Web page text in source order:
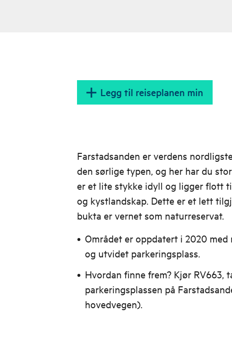
Legg til reiseplanen min
Farstadsanden er verdens
den sørlige typen, og her har du
er et lite stykke idyll og ligger flott
og kystlandskap. Dette er et lett
bukta er vernet som naturreservat.
Området er oppdatert i 2020
og utvidet parkeringsplass.
Hvordan finne frem? Kjør RV663,
parkeringsplassen på
hovedvegen).